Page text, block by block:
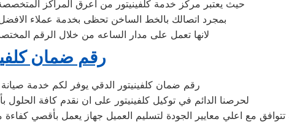
حيث يعتبر مركز خدمة كلفينيتور من اعرق المراكز
بمجرد اتصالك بالخط الساخن تحظى بخدمة عملاء
لانها تعمل على مدار الساعه من خلال الرقم
رقم ضمان
رقم ضمان كلفينيتور الدقي يوفر لكم خدمة صيانة
لحرصنا الدائم في توكيل كلفينيتور على ان نقدم كافة
تتوافق مع اعلي معايير الجودة لتسليم العميل جهاز يعمل بأقصي